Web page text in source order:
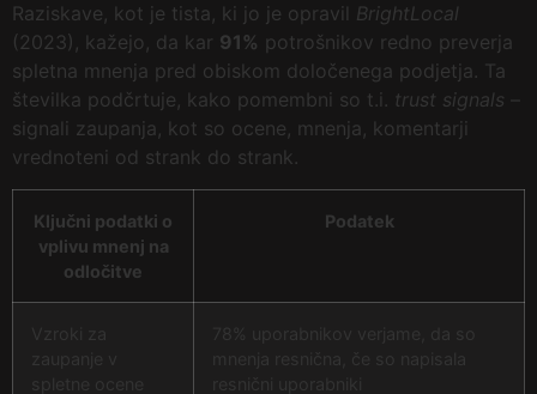
Raziskave, kot je tista, ki jo je opravil BrightLocal
(2023), kažejo, da kar 91% potrošnikov redno preverja
spletna mnenja pred obiskom določenega podjetja. Ta
številka podčrtuje, kako pomembni so t.i. trust signals
signali zaupanja, kot so ocene, mnenja, komentarji
vrednoteni od strank do strank.
Ključni podatki o
vplivu mnenj na
odločitve
Podatek
78% uporabnikov verjame, da so